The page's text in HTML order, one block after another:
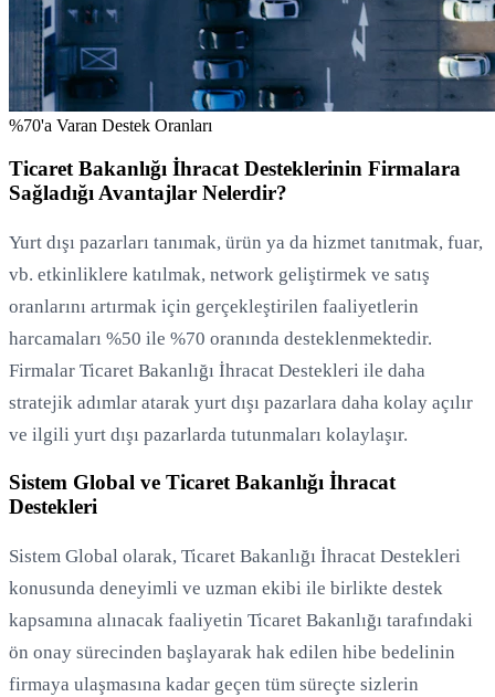
%70'a Varan Destek Oranları
Ticaret Bakanlığı İhracat Desteklerinin Firmalara
Sağladığı Avantajlar Nelerdir?
Yurt dışı pazarları tanımak, ürün ya da hizmet tanıtmak, fuar,
vb. etkinliklere katılmak, network geliştirmek ve satış
oranlarını artırmak için gerçekleştirilen faaliyetlerin
harcamaları %50 ile %70 oranında desteklenmektedir.
Firmalar Ticaret Bakanlığı İhracat Destekleri ile daha
stratejik adımlar atarak yurt dışı pazarlara daha kolay açılır
ve ilgili yurt dışı pazarlarda tutunmaları kolaylaşır.
Sistem Global ve Ticaret Bakanlığı İhracat
Destekleri
Sistem Global olarak, Ticaret Bakanlığı İhracat Destekleri
konusunda deneyimli ve uzman ekibi ile birlikte destek
kapsamına alınacak faaliyetin Ticaret Bakanlığı tarafındaki
ön onay sürecinden başlayarak hak edilen hibe bedelinin
firmaya ulaşmasına kadar geçen tüm süreçte sizlerin